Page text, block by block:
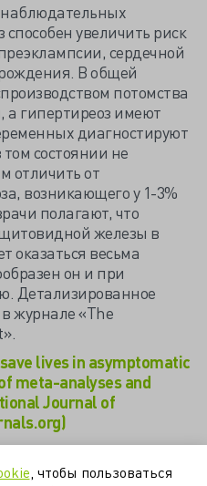
увеличить риск
сердечной
В общей
потомства
гипертиреоз имеют
диагностируют
том состоянии не
отличить от
возникающего у 1-3%
полагают, что
железы в
оказаться весьма
он и при
Детализированное
журнале «The
lives in asymptomatic
meta-analyses and
Journal of
adults for major disease
, чтобы пользоваться